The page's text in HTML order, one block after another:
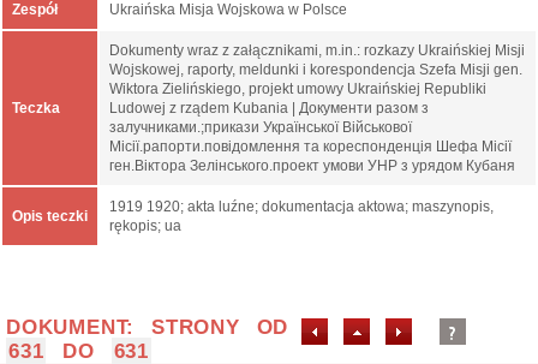
Zespół Ukraińska Misja Wojskowa w Polsce
Teczka
Dokumenty wraz z załącznikami, m.in.: rozkazy Ukraińskiej Misji
Wojskowej, raporty, meldunki i korespondencja Szefa Misji gen.
Wiktora Zielińskiego, projekt umowy Ukraińskiej Republiki
Ludowej z rządem Kubania | Документи разом з
залучниками.;прикази Української Військової
Місії.рапорти.повідомлення та кореспонденція Шефа Місії
ген.Віктора Зелінського.проект умови УНР з урядом Кубаня
Opis teczki
1919 1920; akta luźne; dokumentacja aktowa; maszynopis,
rękopis; ua
DOKUMENT: STRONY OD
631
DO 631